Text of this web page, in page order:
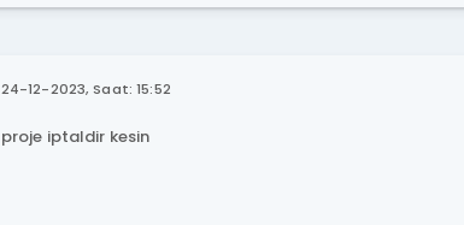
24-12-2023, Saat: 15:52
proje iptaldir kesin